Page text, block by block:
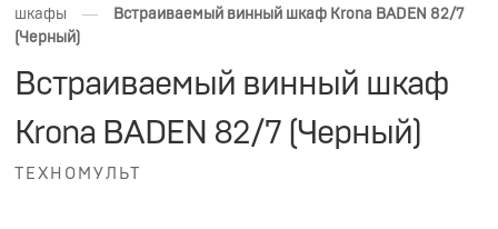
шкафы
—
Встраиваемый винный шкаф Krona BADEN 82/7
(Черный)
Встраиваемый винный шкаф
Krona BADEN 82/7 (Черный)
ТЕХНОМУЛЬТ